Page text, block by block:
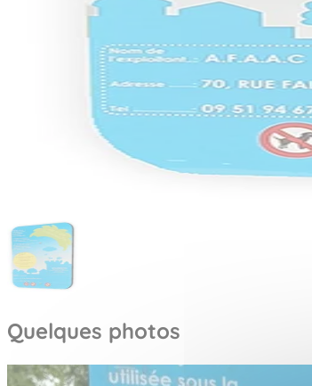
Quelques photos